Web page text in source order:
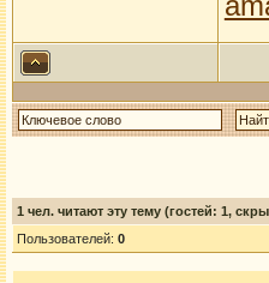
1 чел. читают эту тему (гостей: 1,
Пользователей: 0